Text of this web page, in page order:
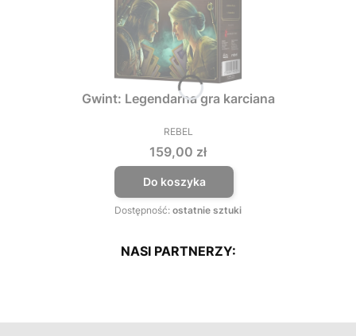
Gwint: Legendarna gra karciana
PRODUCENT
REBEL
Cena
159,00 zł
Do koszyka
Dostępność: ostatnie sztuki
NASI PARTNERZY: